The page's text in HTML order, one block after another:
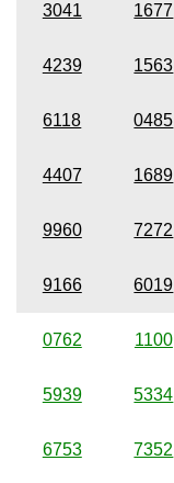
3041 1677
4239 1563
6118 0485
4407 1689
9960 7272
9166 6019
0762 1100
5939 5334
6753 7352